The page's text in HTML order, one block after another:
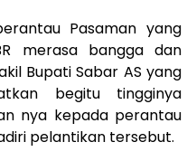
Pasaman yang
merasa bangga dan
Bupati Sabar AS yang
begitu tingginya
nya kepada perantau
pelantikan tersebut.